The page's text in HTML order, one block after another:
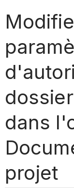
dans
projet